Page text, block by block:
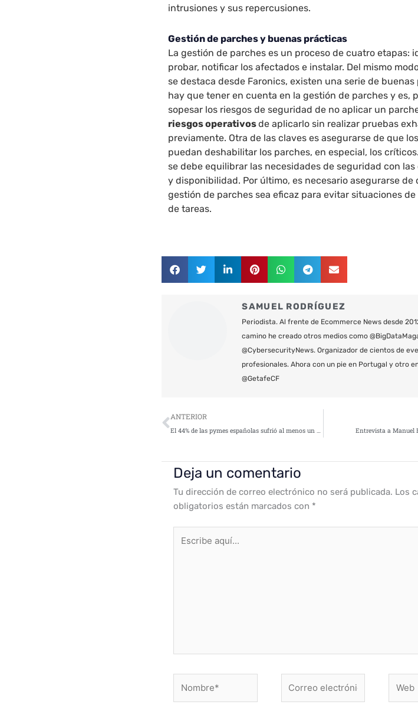
intrusiones y sus repercusiones.
Gestión de parches y buenas prácticas
La gestión de parches es un proceso de cuatro etapas:
probar, notificar los afectados e instalar. Del mismo
se destaca desde Faronics, existen una serie de
hay que tener en cuenta en la gestión de parches y es,
sopesar los riesgos de seguridad de no aplicar un
riesgos operativosde aplicarlo sin realizar pruebas
previamente. Otra de las claves es asegurarse de que
puedan deshabilitar los parches, en especial, los
se debe equilibrar las necesidades de seguridad con
y disponibilidad. Por último, es necesario asegurarse de
gestión de parches sea eficaz para evitar situaciones
de tareas.
SAMUEL RODRÍGUEZ
Periodista. Al frente de Ecommerce News desde
camino he creado otros medios como
@CybersecurityNews. Organizador de cientos de
profesionales. Ahora con un pie en Portugal y otro
@GetafeCF
Ant
ANTERIOR
El 44% de las pymes españolas sufrió al menos un ciberataque durante 2021 Entrevista a Manuel
Deja un comentario
Tu dirección de correo electrónico no será publicada. Los
obligatorios están marcados con *
aquí...
electrónico*